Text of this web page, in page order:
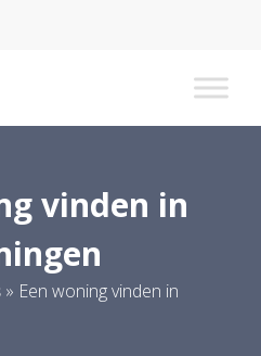
vinden in
» Een woning vinden in